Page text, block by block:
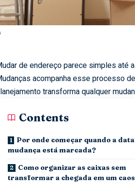
de endereço parece simples até
acompanha esse processo
transforma qualquer
Contents
Por onde começar quando a
mudança está marcada?
Como organizar as caixas sem
transformar a chegada em um